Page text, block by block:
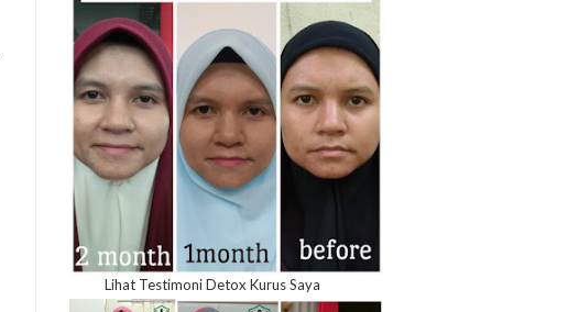
Lihat Testimoni Detox Kurus Saya